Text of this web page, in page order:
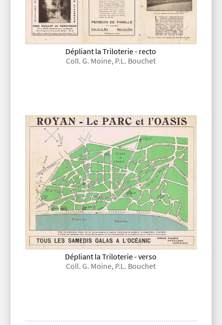
Dépliant la Triloterie - recto
Coll. G. Moine, P.L. Bouchet
Dépliant la Triloterie - verso
Coll. G. Moine, P.L. Bouchet